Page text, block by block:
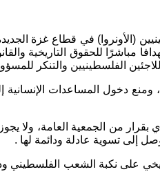
(الأونروا ) في قطاع غزة
للحقوق التاريخية
الفلسطينيين والتنكر
دخول المساعدات
من الجمعية العامة، ولا
إلى تسوية عادلة ودائمة لها .
على نكبة الشعب الفلسطيني